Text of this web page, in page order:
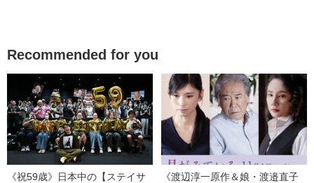
Recommended for you
《祝59歳》日本中の【ステイサ
《渡辺淳一原作＆娘・渡邉直子